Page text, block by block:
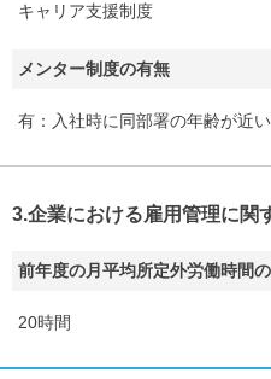
キャリア支援制度
メンター制度の有無
有：入社時に同部署の年齢が近
3.企業における雇用管理に関
前年度の月平均所定外労働時間
20時間